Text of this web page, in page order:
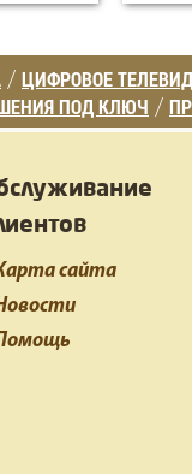
/ ЦИФРОВОЕ
ПОД КЛЮЧ /
сайта